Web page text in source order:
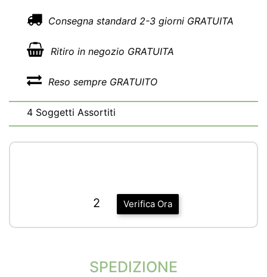
Consegna standard 2-3 giorni GRATUITA
Ritiro in negozio GRATUITA
Reso sempre GRATUITO
4 Soggetti Assortiti
Verifica Ora
2
SPEDIZIONE